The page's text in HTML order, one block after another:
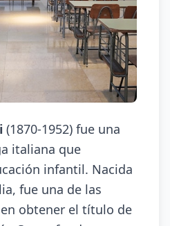
(1870-1952) fue una
italiana que
infantil. Nacida
fue una de las
obtener el título de